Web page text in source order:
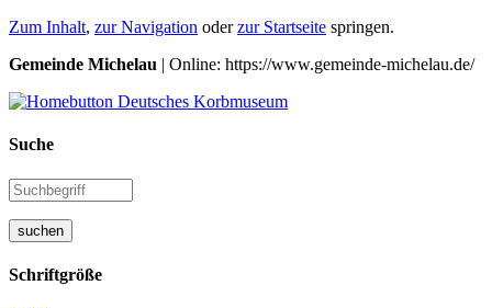
Zum Inhalt, zur Navigation oderzur Startseite springen.
Gemeinde Michelau | Online: https://www.gemeinde-michelau.de/
Suche
suchen
Schriftgröße